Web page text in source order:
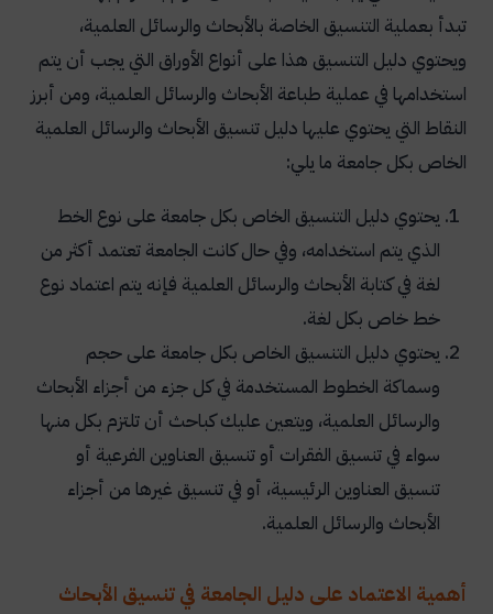
تبدأ بعملية التنسيق الخاصة بالأبحاث والرسائل العلمية،
ويحتوي دليل التنسيق هذا على أنواع الأوراق التي يجب أن يتم
استخدامها في عملية طباعة الأبحاث والرسائل العلمية، ومن أبرز
النقاط التي يحتوي عليها دليل تنسيق الأبحاث والرسائل العلمية
الخاص بكل جامعة ما يلي:
يحتوي دليل التنسيق الخاص بكل جامعة على نوع الخط
الذي يتم استخدامه، وفي حال كانت الجامعة تعتمد أكثر من
لغة في كتابة الأبحاث والرسائل العلمية فإنه يتم اعتماد نوع
خط خاص بكل لغة.
يحتوي دليل التنسيق الخاص بكل جامعة على حجم
وسماكة الخطوط المستخدمة في كل جزء من أجزاء الأبحاث
والرسائل العلمية، ويتعين عليك كباحث أن تلتزم بكل منها
سواء في تنسيق الفقرات أو تنسيق العناوين الفرعية أو
تنسيق العناوين الرئيسية، أو في تنسيق غيرها من أجزاء
الأبحاث والرسائل العلمية.
أهمية الاعتماد على دليل الجامعة في تنسيق الأبحاث